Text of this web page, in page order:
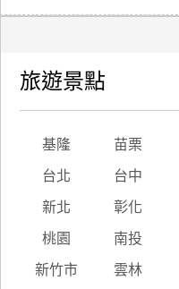
旅遊景點
基隆 苗栗
台北 台中
新北 彰化
桃園 南投
新竹市 雲林